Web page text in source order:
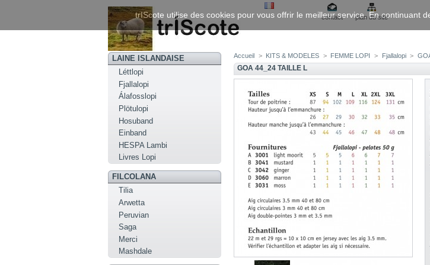
contact
plan du site
LAINE ISLANDAISE
Léttlopi
Fjallalopi
Álafosslopi
Plötulopi
Hosuband
Einband
HESPA Lambi
Livres Lopi
FILCOLANA
Tilia
Arwetta
Peruvian
Saga
Merci
Mashdale
Accueil > KITS & MODELES > FEMME LOPI > Fjallalopi >
GOA 44_24 TAILLE L
trIScote utilise des cookies pour vous offrir le meilleur service. En continuant